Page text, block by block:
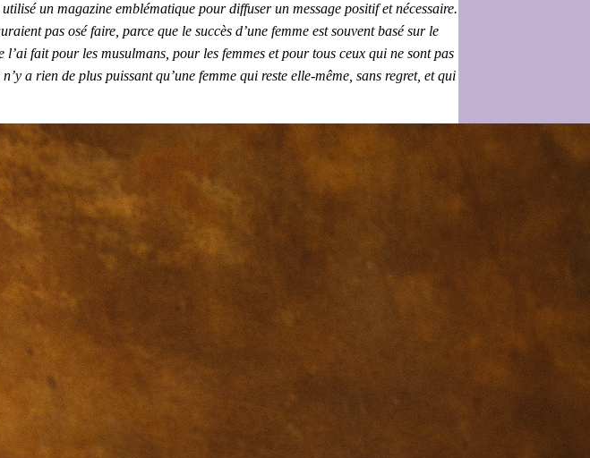
un magazine emblématique pour diffuser un message positif et nécessaire.
pas osé faire, parce que le succès d’une femme est souvent basé sur le
l’ai fait pour les musulmans, pour les femmes et pour tous ceux qui ne sont pas
a rien de plus puissant qu’une femme qui reste elle-même, sans regret, et qui